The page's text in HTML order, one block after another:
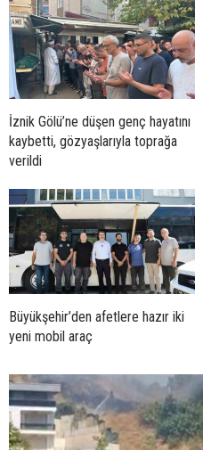
İznik Gölü’ne düşen genç hayatını
kaybetti, gözyaşlarıyla toprağa
verildi
Büyükşehir’den afetlere hazır iki
yeni mobil araç